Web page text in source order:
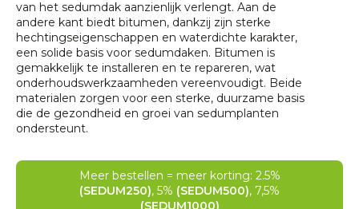
van het sedumdak aanzienlijk verlengt. Aan de
andere kant biedt bitumen, dankzij zijn sterke
hechtingseigenschappen en waterdichte karakter,
een solide basis voor sedumdaken. Bitumen is
gemakkelijk te installeren en te repareren, wat
onderhoudswerkzaamheden vereenvoudigt. Beide
materialen zorgen voor een sterke, duurzame basis
die de gezondheid en groei van sedumplanten
ondersteunt.
Meer bestellen = meer korting: 2.5%
(SEDUM250), 5% (SEDUM500), 7,5%
(SEDUM1000)